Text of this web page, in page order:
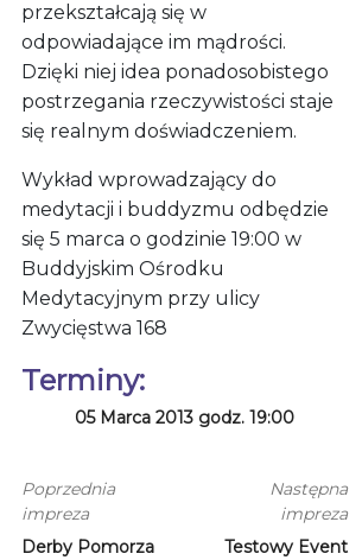
przekształcają się w
odpowiadające im mądrości.
Dzięki niej idea ponadosobistego
postrzegania rzeczywistości staje
się realnym doświadczeniem.
Wykład wprowadzający do
medytacji i buddyzmu odbędzie
się 5 marca o godzinie 19:00 w
Buddyjskim Ośrodku
Medytacyjnym przy ulicy
Zwycięstwa 168
Terminy:
05 Marca 2013 godz. 19:00
Poprzednia
impreza
Derby Pomorza
Następna
impreza
Testowy Event